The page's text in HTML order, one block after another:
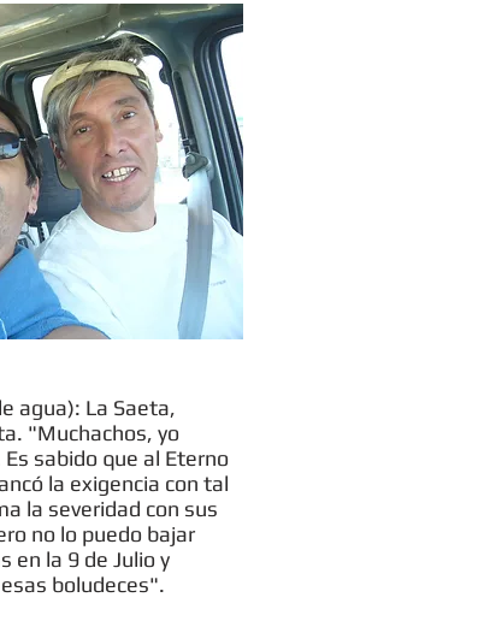
agua): La Saeta,
"Muchachos, yo
sabido que al Eterno
la exigencia con tal
la severidad con sus
no lo puedo bajar
en la 9 de Julio y
boludeces".